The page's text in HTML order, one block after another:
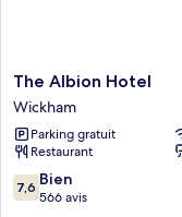
T12)
T11
and
T12)
The
Albion
Hotel
Wickham
The Albion Hotel
Wickham
Parking gratuit
Restaurant
7.6
sur
7,6 Bien
566 avis